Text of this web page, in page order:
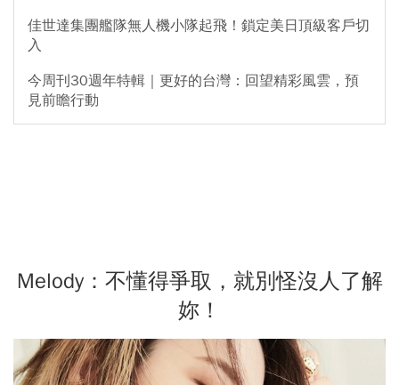
佳世達集團艦隊無人機小隊起飛！鎖定美日頂級客戶切
入
今周刊30週年特輯｜更好的台灣：回望精彩風雲，預
見前瞻行動
Melody：不懂得爭取，就別怪沒人了解
妳！